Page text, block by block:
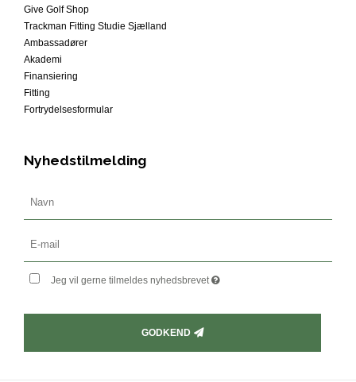
Give Golf Shop
Trackman Fitting Studie Sjælland
Ambassadører
Akademi
Finansiering
Fitting
Fortrydelsesformular
Nyhedstilmelding
Jeg vil gerne tilmeldes nyhedsbrevet
GODKEND